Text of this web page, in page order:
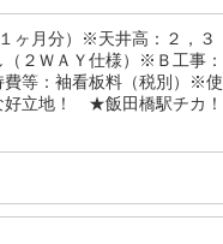
ヶ月分）※天井高：２，３
２ＷＡＹ仕様）※Ｂ工事：
等：袖看板料（税別）※使
好立地！ ★飯田橋駅チカ！